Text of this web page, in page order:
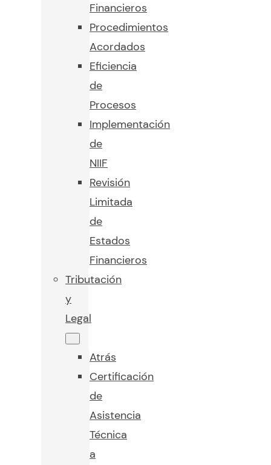
Financieros
Procedimientos
Acordados
Eficiencia
de
Procesos
Implementación
de
NIIF
Revisión
Limitada
de
Estados
Financieros
Tributación
y
Legal
Atrás
Certificación
de
Asistencia
Técnica
a